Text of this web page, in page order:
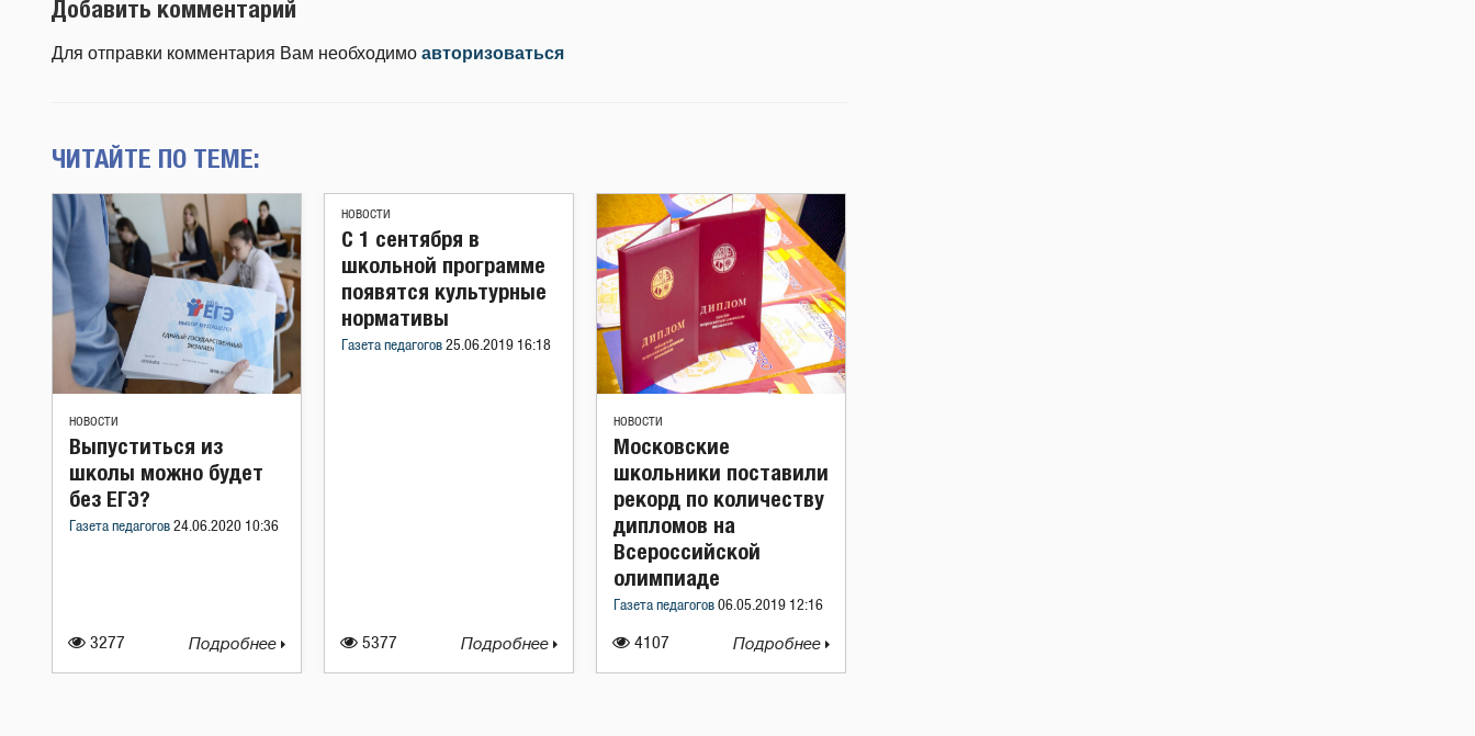
Добавить комментарий
Для отправки комментария Вам необходимо авторизоваться
ЧИТАЙТЕ ПО ТЕМЕ:
НОВОСТИ
3277
Выпуститься из
школы можно будет
без ЕГЭ?
Газета педагогов 24.06.2020 10:36
Подробнее
НОВОСТИ
5377
С 1 сентября в
школьной программе
появятся культурные
нормативы
Газета педагогов 25.06.2019 16:18
Подробнее
НОВОСТИ
4107
Московские
школьники поставили
рекорд по количеству
дипломов на
Всероссийской
олимпиаде
Газета педагогов 06.05.2019 12:16
Подробнее